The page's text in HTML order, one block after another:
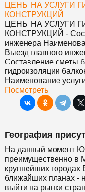
ЦЕНЫ НА УСЛУГИ
КОНСТРУКЦИЙ
ЦЕНЫ НА УСЛУГИ
КОНСТРУКЦИЙ -
инженера
Выезд главного
Составление сметы
гидроизоляции
Наименование
Посмотреть
География
На данный момент
преимущественно в
крупнейших городах
ближайших планах -
выйти на рынки